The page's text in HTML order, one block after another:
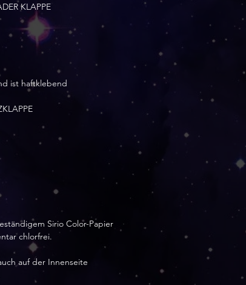
KLAPPE
ist haftklebend
Sirio Color-Papier
chlorfrei.
auf der Innenseite